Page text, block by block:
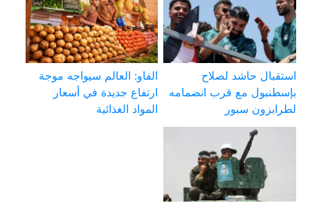
استقبال حاشد لصلاح
بإسطنبول مع قرب انضمامه
لطرابزون سبور
الفاو: العالم سيواجه موجة
ارتفاع جديدة في أسعار
المواد الغذائية